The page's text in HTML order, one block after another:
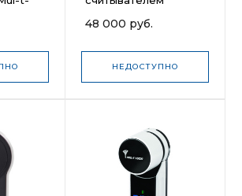
Mul-t-lock ENTR
48 000 руб.
НЕДОСТУПНО